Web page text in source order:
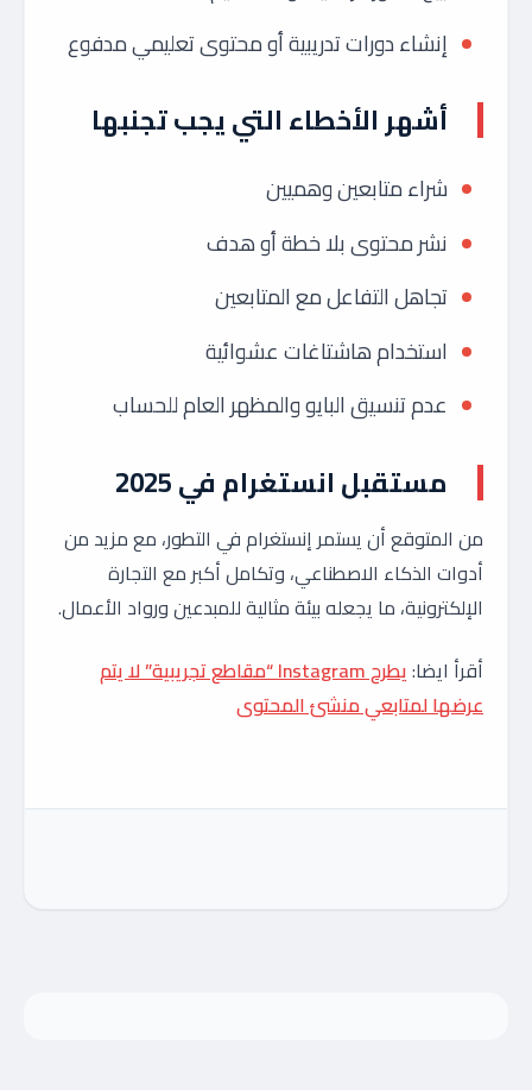
إنشاء دورات تدريبية أو محتوى تعليمي مدفوع
أشهر الأخطاء التي يجب تجنبها
شراء متابعين وهميين
نشر محتوى بلا خطة أو هدف
تجاهل التفاعل مع المتابعين
استخدام هاشتاغات عشوائية
عدم تنسيق البايو والمظهر العام للحساب
مستقبل انستغرام في 2025
من المتوقع أن يستمر إنستغرام في التطور، مع مزيد من
أدوات الذكاء الاصطناعي، وتكامل أكبر مع التجارة
الإلكترونية، ما يجعله بيئة مثالية للمبدعين ورواد الأعمال.
أقرأ ايضا:
يطرح Instagram “مقاطع تجريبية” لا يتم
عرضها لمتابعي منشئ المحتوى